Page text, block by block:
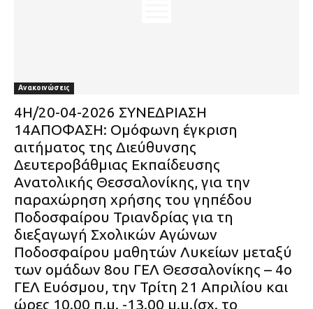
Ανακοινώσεις
4Η/20-04-2026 ΣΥΝΕΔΡΙΑΣΗ
14ΑΠΟΦΑΣΗ: Ομόφωνη έγκριση
αιτήματος της Διεύθυνσης
Δευτεροβάθμιας Εκπαίδευσης
Ανατολικής Θεσσαλονίκης, για την
παραχώρηση χρήσης του γηπέδου
Ποδοσφαίρου Τριανδρίας για τη
διεξαγωγή Σχολικών Αγώνων
Ποδοσφαίρου μαθητών Λυκείων μεταξύ
των ομάδων 8ου ΓΕΛ Θεσσαλονίκης – 4ο
ΓΕΛ Ευόσμου, την Τρίτη 21 Απριλίου και
ώρες 10.00 π.μ. -13.00 μ.μ.(σχ. το